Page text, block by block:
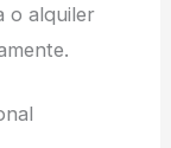
o alquiler